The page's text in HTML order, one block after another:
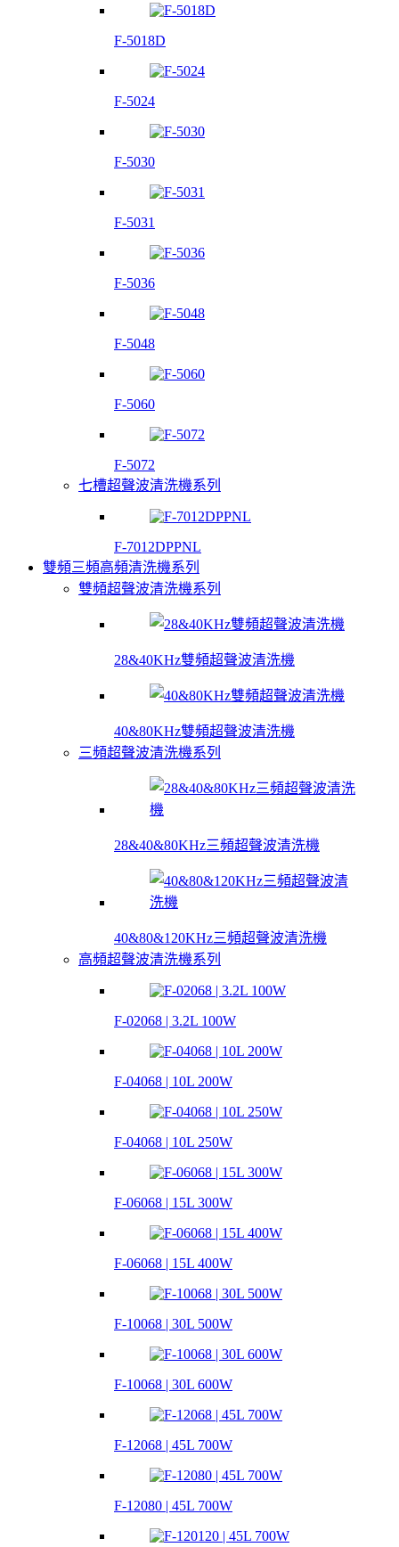
F-5018D
F-5024
F-5030
F-5031
F-5036
F-5048
F-5060
F-5072
七槽超聲波清洗機系列
F-7012DPPNL
雙頻三頻高頻清洗機系列
雙頻超聲波清洗機系列
28&40KHz雙頻超聲波清洗機
40&80KHz雙頻超聲波清洗機
三頻超聲波清洗機系列
28&40&80KHz三頻超聲波清洗機
40&80&120KHz三頻超聲波清洗機
高頻超聲波清洗機系列
F-02068 | 3.2L 100W
F-04068 | 10L 200W
F-04068 | 10L 250W
F-06068 | 15L 300W
F-06068 | 15L 400W
F-10068 | 30L 500W
F-10068 | 30L 600W
F-12068 | 45L 700W
F-12080 | 45L 700W